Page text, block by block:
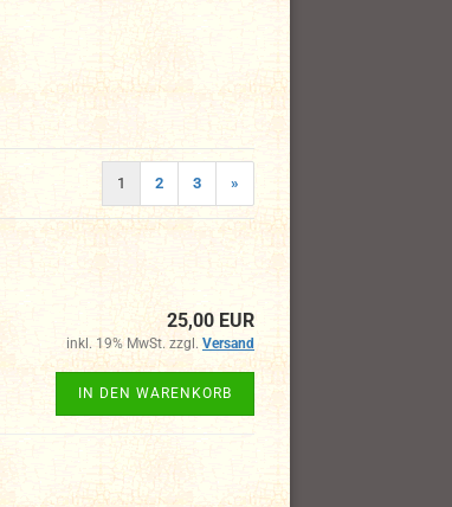
1 2 3 »
25,00 EUR
inkl. 19% MwSt. zzgl. Versand
IN DEN WARENKORB